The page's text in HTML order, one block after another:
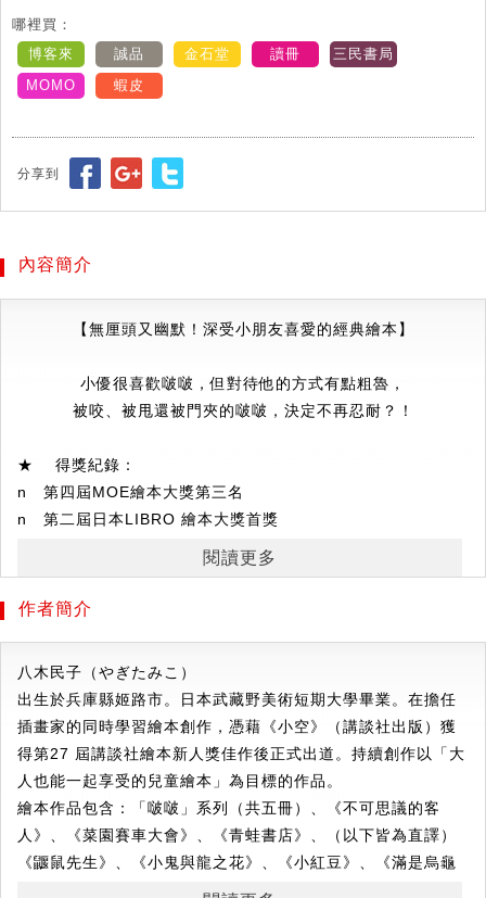
哪裡買：
博客來
誠品 金石堂 讀冊
三民書局
MOMO
蝦皮
分享到
內容簡介
【無厘頭又幽默！深受小朋友喜愛的經典繪本】
小優很喜歡啵啵，但對待他的方式有點粗魯，
被咬、被甩還被門夾的啵啵，決定不再忍耐？！
★ 得獎紀錄：
n 第四屆MOE繪本大獎第三名
n 第二屆日本LIBRO 繪本大獎首獎
n 第五屆九州「孩子們的繪本」大獎
n 第十一屆箕面‧世界兒童圖書學院獎繪本賞
▍當你不在家的時候，玩偶們都在做什麼呢？
小優最喜歡叔叔送她的玩偶「啵啵」了，
不管是吃飯、睡覺還是玩耍都要一起。
可是啵啵每天都被咬、抓著甩，還被門夾，
很快就變得又髒又臭的。
當全家出門，不可思議的事情發生了——
閱讀更多
作者簡介
八木民子（やぎたみこ）
出生於兵庫縣姬路市。日本武藏野美術短期大學畢業。在擔任
插畫家的同時學習繪本創作，憑藉《小空》（講談社出版）獲
得第27 屆講談社繪本新人獎佳作後正式出道。持續創作以「大
人也能一起享受的兒童繪本」為目標的作品。
繪本作品包含：「啵啵」系列（共五冊）、《不可思議的客
人》、《菜園賽車大會》、《青蛙書店》、（以下皆為直譯）
《鼴鼠先生》、《小鬼與龍之花》、《小紅豆》、《滿是烏龜
的王國》等。目前與丈夫、女兒、兒子、烏龜及愛犬居住於千